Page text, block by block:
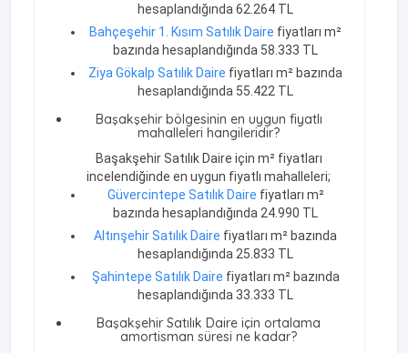
hesaplandığında 62.264 TL
Bahçeşehir 1. Kısım Satılık Daire fiyatları m²
bazında hesaplandığında 58.333 TL
Ziya Gökalp Satılık Daire fiyatları m² bazında
hesaplandığında 55.422 TL
Başakşehir bölgesinin en uygun fiyatlı
mahalleleri hangileridir?
Başakşehir Satılık Daire için m² fiyatları
incelendiğinde en uygun fiyatlı mahalleleri;
Güvercintepe Satılık Daire fiyatları m²
bazında hesaplandığında 24.990 TL
Altınşehir Satılık Daire fiyatları m² bazında
hesaplandığında 25.833 TL
Şahintepe Satılık Daire fiyatları m² bazında
hesaplandığında 33.333 TL
Başakşehir Satılık Daire için ortalama
amortisman süresi ne kadar?